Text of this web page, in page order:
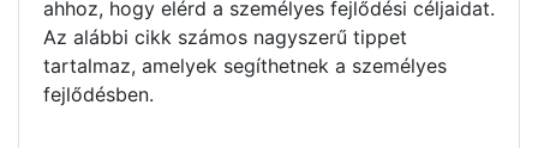
ahhoz, hogy elérd a személyes fejlődési céljaidat.
Az alábbi cikk számos nagyszerű tippet
tartalmaz, amelyek segíthetnek a személyes
fejlődésben.